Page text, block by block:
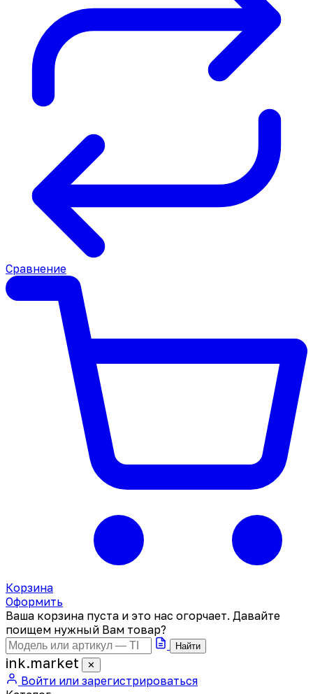
Сравнение
Корзина
Оформить
Ваша корзина пуста и это нас огорчает. Давайте
поищем нужный Вам товар?
Найти
ink.market ✕
Войти или зарегистрироваться